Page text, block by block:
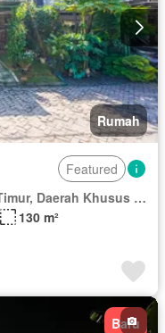
Rumah
Featured
RW 10, Cibubur, Ciracas, Jakarta Timur, Daerah Khusus Ibukota Jakarta
130 m²
Baru